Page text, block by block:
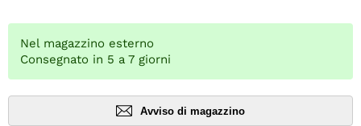
Nel magazzino esterno
Consegnato in 5 a 7 giorni
Avviso di magazzino